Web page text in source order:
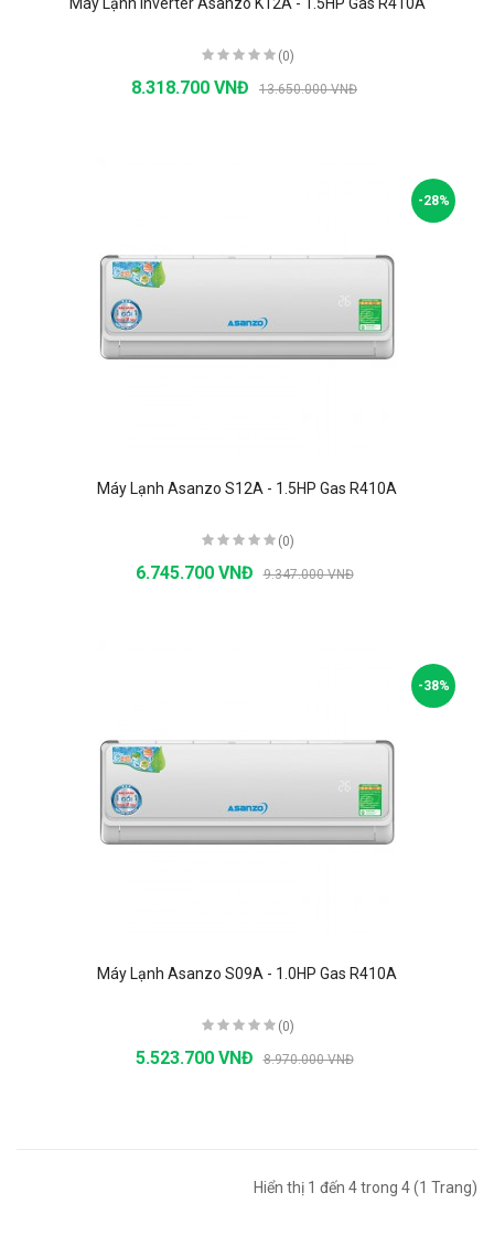
(0)
8.318.700 VNĐ 13.650.000 VNĐ
-28%
Máy Lạnh Asanzo S12A - 1.5HP Gas R410A
(0)
6.745.700 VNĐ 9.347.000 VNĐ
-38%
Máy Lạnh Asanzo S09A - 1.0HP Gas R410A
(0)
5.523.700 VNĐ 8.970.000 VNĐ
Hiển thị 1 đến 4 trong 4 (1 Trang)